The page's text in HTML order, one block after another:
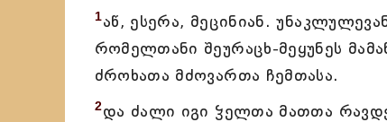
1აწ, ესერა, მეცინიან.
რომელთანი შეურაცხ-მეყუნეს
ძროხათა მძოვართა ჩემთასა.
2და ძალი იგი ჴელთა მათთა